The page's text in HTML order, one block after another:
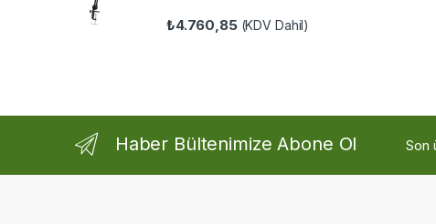
₺4.760,85(KDV Dahil)
Haber Bültenimize Abone Ol Son